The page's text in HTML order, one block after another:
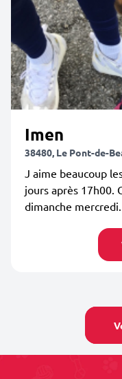
Imen
38480, Le Pont-de-
J aime beaucoup
jours après 17h00.
dimanche mercredi.